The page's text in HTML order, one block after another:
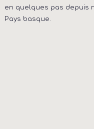
en quelques pas depuis
Pays basque